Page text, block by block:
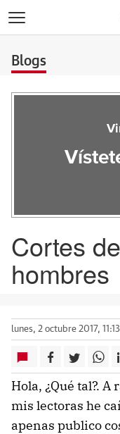
Blogs
Cortes
hombres
lunes, 2 octubre 2017, 11:13
Hola, ¿Qué tal?.
mis lectoras he
apenas publico